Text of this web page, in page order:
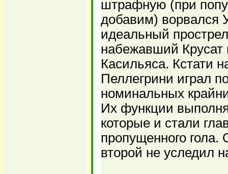
штрафную (при
добавим) ворвался
идеальный
набежавший
Касильяса. Кстати
Пеллегрини играл
номинальных
Их функции
которые и стали
пропущенного гола.
второй не уследил